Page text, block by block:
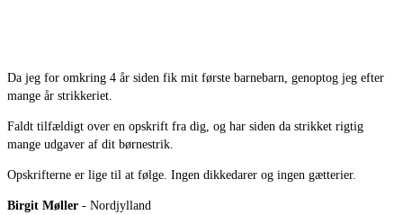
Da jeg for omkring 4 år siden fik mit første barnebarn, genoptog jeg efter
mange år strikkeriet.
Faldt tilfældigt over en opskrift fra dig, og har siden da strikket rigtig
mange udgaver af dit børnestrik.
Opskrifterne er lige til at følge. Ingen dikkedarer og ingen gætterier.
Birgit Møller - Nordjylland